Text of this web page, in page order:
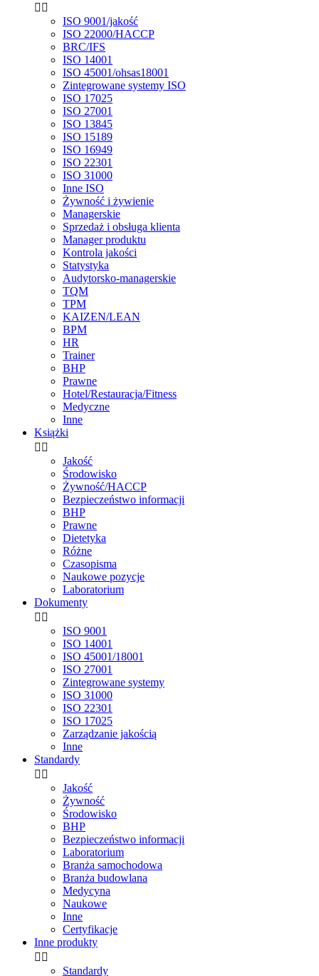
 
ISO 9001/jakość
ISO 22000/HACCP
BRC/IFS
ISO 14001
ISO 45001/ohsas18001
Zintegrowane systemy ISO
ISO 17025
ISO 27001
ISO 13845
ISO 15189
ISO 16949
ISO 22301
ISO 31000
Inne ISO
Żywność i żywienie
Managerskie
Sprzedaż i obsługa klienta
Manager produktu
Kontrola jakości
Statystyka
Audytorsko-managerskie
TQM
TPM
KAIZEN/LEAN
BPM
HR
Trainer
BHP
Prawne
Hotel/Restauracja/Fitness
Medyczne
Inne
Książki
 
Jakość
Środowisko
Żywność/HACCP
Bezpieczeństwo informacji
BHP
Prawne
Dietetyka
Różne
Czasopisma
Naukowe pozycje
Laboratorium
Dokumenty
 
ISO 9001
ISO 14001
ISO 45001/18001
ISO 27001
Zintegrowane systemy
ISO 31000
ISO 22301
ISO 17025
Zarządzanie jakością
Inne
Standardy
 
Jakość
Żywność
Środowisko
BHP
Bezpieczeństwo informacji
Laboratorium
Branża samochodowa
Branża budowlana
Medycyna
Naukowe
Inne
Certyfikacje
Inne produkty
 
Standardy